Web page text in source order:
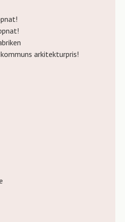
arkitekturpris!